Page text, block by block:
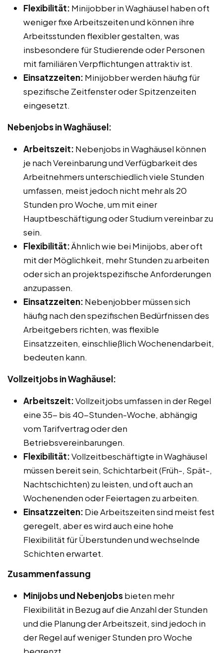
Flexibilität: Minijobber in Waghäusel haben oft
weniger fixe Arbeitszeiten und können ihre
Arbeitsstunden flexibler gestalten, was
insbesondere für Studierende oder Personen
mit familiären Verpflichtungen attraktiv ist.
Einsatzzeiten: Minijobber werden häufig für
spezifische Zeitfenster oder Spitzenzeiten
eingesetzt.
Nebenjobs in Waghäusel:
Arbeitszeit: Nebenjobs in Waghäusel können
je nach Vereinbarung und Verfügbarkeit des
Arbeitnehmers unterschiedlich viele Stunden
umfassen, meist jedoch nicht mehr als 20
Stunden pro Woche, um mit einer
Hauptbeschäftigung oder Studium vereinbar zu
sein.
Flexibilität:Ähnlich wie bei Minijobs, aber oft
mit der Möglichkeit, mehr Stunden zu arbeiten
oder sich an projektspezifische Anforderungen
anzupassen.
Einsatzzeiten: Nebenjobber müssen sich
häufig nach den spezifischen Bedürfnissen des
Arbeitgebers richten, was flexible
Einsatzzeiten, einschließlich Wochenendarbeit,
bedeuten kann.
Vollzeitjobs in Waghäusel:
Arbeitszeit:Vollzeitjobs umfassen in der Regel
eine 35- bis 40-Stunden-Woche, abhängig
vom Tarifvertrag oder den
Betriebsvereinbarungen.
Flexibilität:Vollzeitbeschäftigte in Waghäusel
müssen bereit sein, Schichtarbeit (Früh-, Spät-,
Nachtschichten) zu leisten, und oft auch an
Wochenenden oder Feiertagen zu arbeiten.
Einsatzzeiten: Die Arbeitszeiten sind meist fest
geregelt, aber es wird auch eine hohe
Flexibilität für Überstunden und wechselnde
Schichten erwartet.
Zusammenfassung
Minijobs und Nebenjobsbieten mehr
Flexibilität in Bezug auf die Anzahl der Stunden
und die Planung der Arbeitszeit, sind jedoch in
der Regel auf weniger Stunden pro Woche